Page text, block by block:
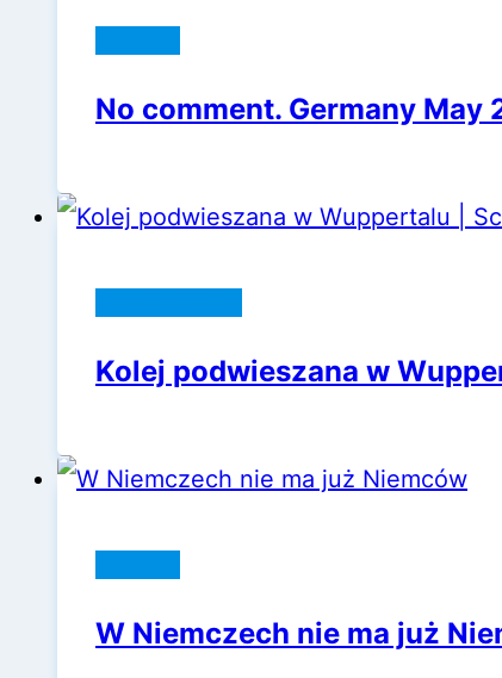
No comment. Germany
Kolej podwieszana w
W Niemczech nie ma już